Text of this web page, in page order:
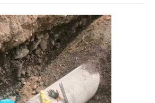
2024-08-07 浏览量：3939